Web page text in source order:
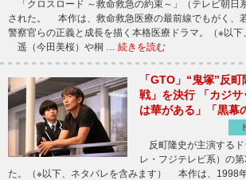
「クロスロード ～救命救急の約束～」（テレビ朝日
された。 本作は、救命救急医療の最前線でもがく、
警察官らの正義と成長を描く本格医療ドラマ。（※以下
遥（今田美桜）や桐 … 続きを読む
「GTO」“鬼塚”反
戦」を決行 「カジ
は華がある」「黒幕
反町隆史が主演するド
レ・フジテレビ系）の
た。（※以下、ネタバレを含みます） 本作は、1998